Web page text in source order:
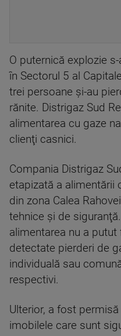
O puternică explozie
în Sectorul 5 al
trei persoane şi-au
rănite. Distrigaz Sud
alimentarea cu gaze
clienţi casnici.
Compania Distrigaz
etapizată a alimentării
din zona Calea
tehnice şi de
alimentarea nu a
detectate pierderi de
individuală sau
respectivi.
Ulterior, a fost
imobilele care sunt